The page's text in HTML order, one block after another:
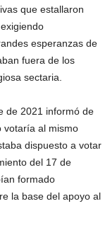
que estallaron
esperanzas de
fuera de los
sectaria.
de 2021 informó de
votaría al mismo
dispuesto a votar
del 17 de
formado
la base del apoyo al